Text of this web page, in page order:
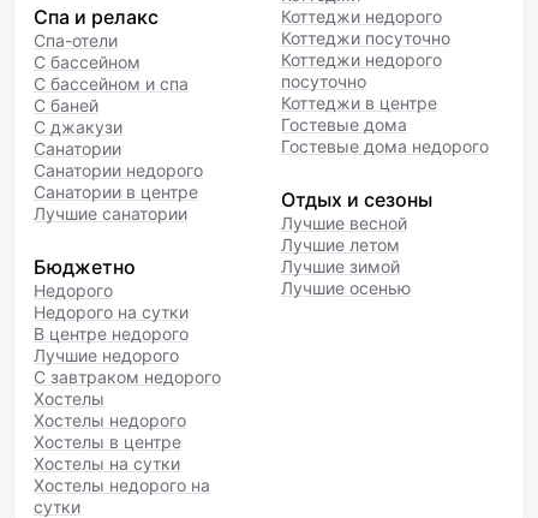
Спа и релакс
Спа-отели
С бассейном
С бассейном и спа
С баней
С джакузи
Санатории
Санатории недорого
Санатории в центре
Лучшие санатории
Бюджетно
Недорого
Недорого на сутки
В центре недорого
Лучшие недорого
С завтраком недорого
Хостелы
Хостелы недорого
Хостелы в центре
Хостелы на сутки
Хостелы недорого на
сутки
Коттеджи недорого
Коттеджи посуточно
Коттеджи недорого
посуточно
Коттеджи в центре
Гостевые дома
Гостевые дома недорого
Отдых и сезоны
Лучшие весной
Лучшие летом
Лучшие зимой
Лучшие осенью